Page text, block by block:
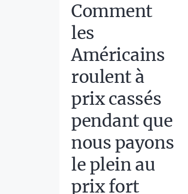
Comment
les
Américains
roulent à
prix cassés
pendant que
nous payons
le plein au
prix fort